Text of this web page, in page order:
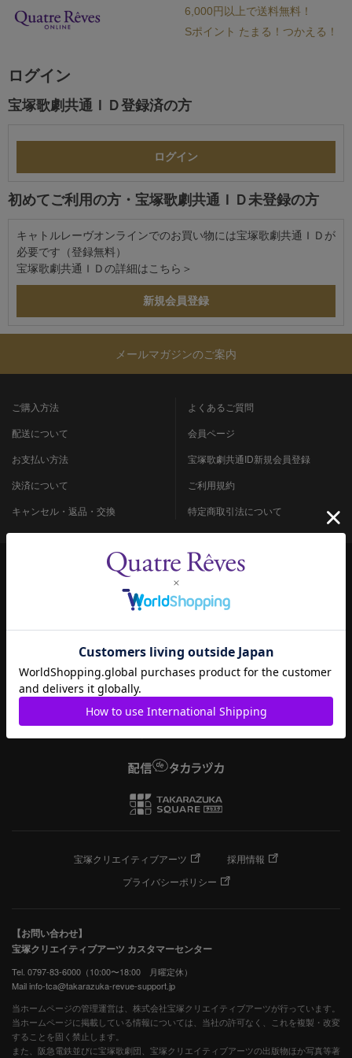
6,000円以上で送料無料！
Sポイント たまる！つかえる！
ログイン
宝塚歌劇共通ＩＤ登録済の方
初めてご利用の方・宝塚歌劇共通ＩＤ未登録の方
キャトルレーヴオンラインでのお買い物には宝塚歌劇共通ＩＤが
必要です（登録無料）
宝塚歌劇共通ＩＤの詳細は こちら＞
メールマガジンのご案内
ご購入方法
配送について
お支払い方法
決済について
キャンセル・返品・交換
よくあるご質問
会員ページ
宝塚歌劇共通ID新規会員登録
ご利用規約
特定商取引法について
宝塚クリエイティブアーツ
採用情報
プライバシーポリシー
【お問い合わせ】
宝塚クリエイティブアーツ カスタマーセンター
Tel. 0797-83-6000（10:00〜18:00 月曜定休）
Mail info-tca@takarazuka-revue-support.jp
当ホームページの管理運営は、株式会社宝塚クリエイティブアーツが行っています。
当ホームページに掲載している情報については、当社の許可なく、これを複製・改変
することを固く禁止します。
また、阪急電鉄並びに宝塚歌劇団、宝塚クリエイティブアーツの出版物ほか写真等著